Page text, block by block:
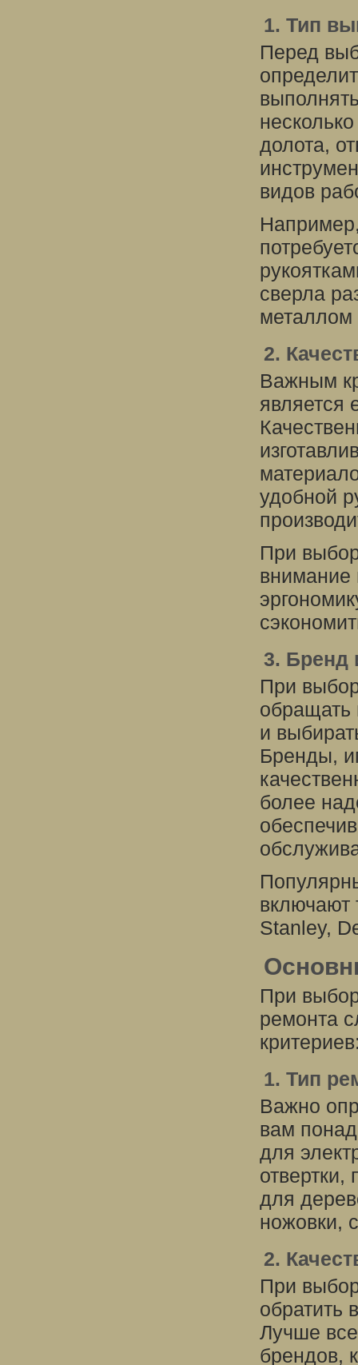
1. Тип
Перед
долота,
видов
сверла
металлом
2.
Важным
является
удобной
При
внимание
3. Бренд
При
обращать
и
Бренды,
более
включают
Stanley,
При
ремонта
1. Тип
Важно
вам
для
для
ножовки,
2.
При
обратить
Лучше
брендов,